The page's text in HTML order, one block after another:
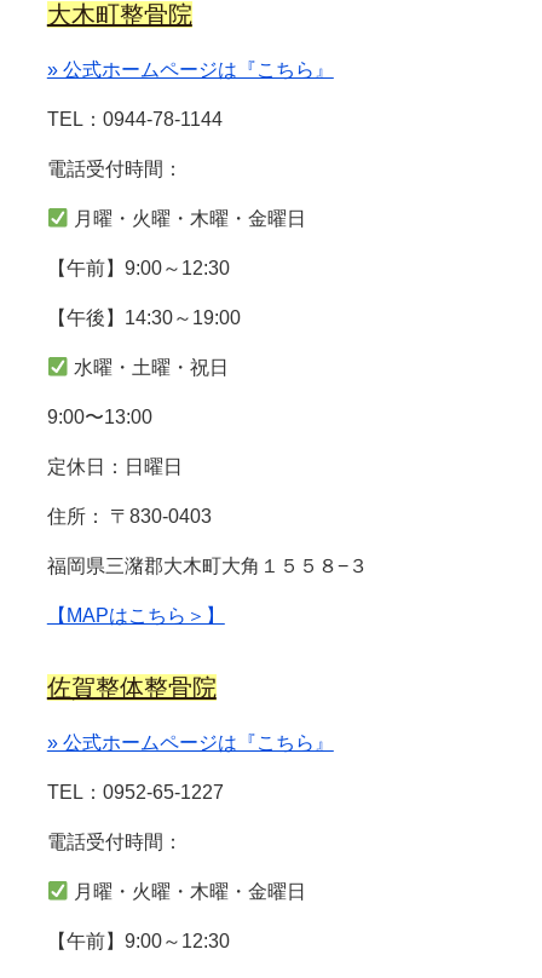
大木町整骨院
» 公式ホームページは『こちら』
TEL：0944-78-1144
電話受付時間：
月曜・火曜・木曜・金曜日
【午前】9:00～12:30
【午後】14:30～19:00
水曜・土曜・祝日
9:00〜13:00
定休日：日曜日
住所： 〒830-0403
福岡県三潴郡大木町大角１５５８−３
【MAPはこちら＞】
佐賀整体整骨院
» 公式ホームページは『こちら』
TEL：0952-65-1227
電話受付時間：
月曜・火曜・木曜・金曜日
【午前】9:00～12:30